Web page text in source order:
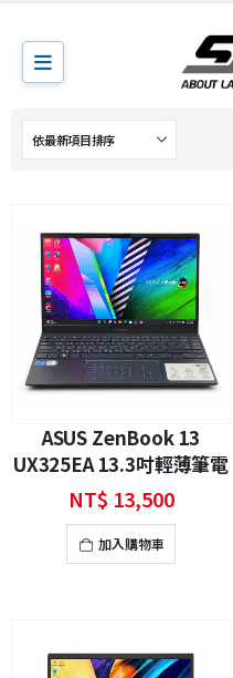
ASUS ZenBook 13
UX325EA 13.3吋輕薄筆電
i7-1165G7 16GB 512GB
SSD
NT$ 13,500
加入購物車